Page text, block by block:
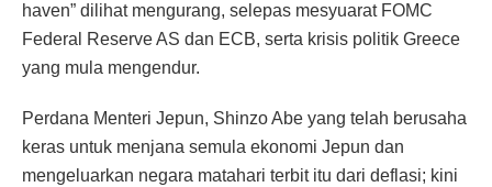
haven” dilihat mengurang, selepas mesyuarat FOMC
Federal Reserve AS dan ECB, serta krisis politik Greece
yang mula mengendur.
Perdana Menteri Jepun, Shinzo Abe yang telah berusaha
keras untuk menjana semula ekonomi Jepun dan
mengeluarkan negara matahari terbit itu dari deflasi; kini